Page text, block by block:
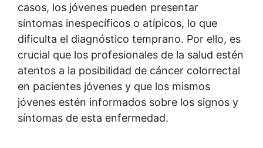
casos, los jóvenes pueden presentar
síntomas inespecíficos o atípicos, lo que
dificulta el diagnóstico temprano. Por ello, es
crucial que los profesionales de la salud estén
atentos a la posibilidad de cáncer colorrectal
en pacientes jóvenes y que los mismos
jóvenes estén informados sobre los signos y
síntomas de esta enfermedad.